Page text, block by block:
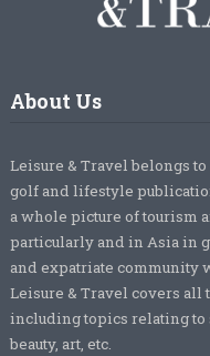
About Us
Leisure & Travel belongs
golf and lifestyle
a whole picture of tourism
particularly and in Asia in
and expatriate
Leisure & Travel covers
including topics relating to
beauty, art, etc.